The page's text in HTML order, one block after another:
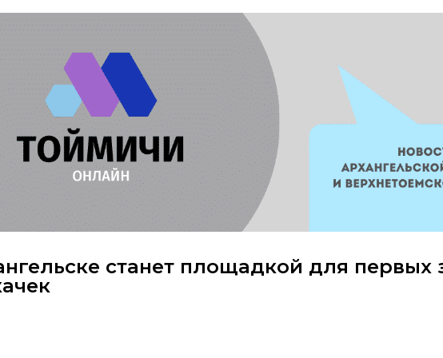
станет площадкой для первых